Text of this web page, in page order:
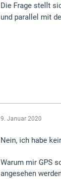
Die Frage stellt
und parallel mit
9. Januar 2020
Nein, ich habe
Warum mir GPS
angesehen